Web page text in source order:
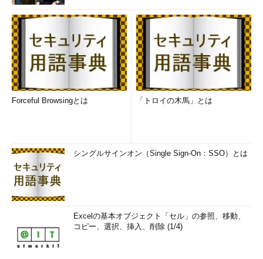
Forceful Browsingとは 「トロイの木馬」とは
シングルサインオン（Single Sign-On：SSO）とは
Excelの基本オブジェクト「セル」の参照、移動、
コピー、選択、挿入、削除 (1/4)